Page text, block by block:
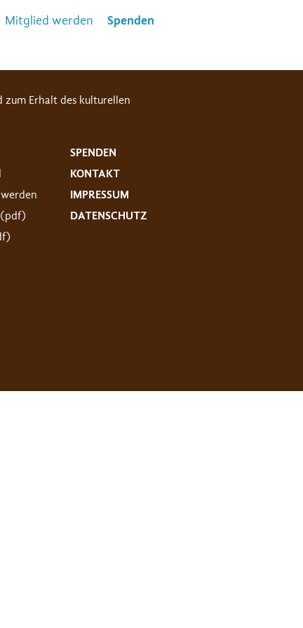
Mitglied werden Spenden
Erhalt des kulturellen
SPENDEN
KONTAKT
IMPRESSUM
DATENSCHUTZ